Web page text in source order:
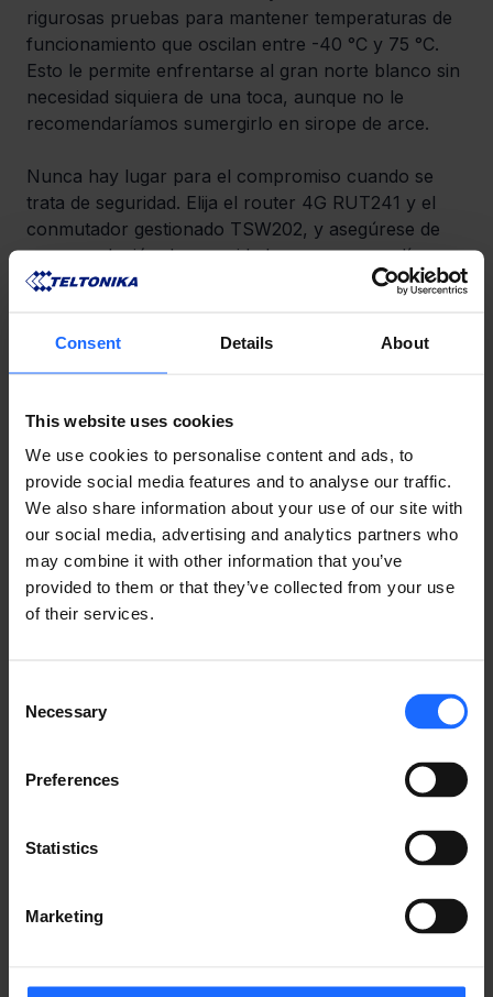
Consent Details About
This website uses cookies
We use cookies to personalise content and ads, to
provide social media features and to analyse our traffic.
We also share information about your use of our site with
our social media, advertising and analytics partners who
may combine it with other information that you’ve
provided to them or that they’ve collected from your use
of their services.
Selection
Necessary
Preferences
Statistics
Marketing
rigurosas pruebas para mantener temperaturas de
funcionamiento que oscilan entre -40 °C y 75 °C.
Esto le permite enfrentarse al gran norte blanco sin
necesidad siquiera de una toca, aunque no le
recomendaríamos sumergirlo en sirope de arce.
Nunca hay lugar para el compromiso cuando se
trata de seguridad. Elija el router 4G RUT241 y el
conmutador gestionado TSW202, y asegúrese de
que su solución de seguridad permanece en línea,
sin importar las condiciones.
¿LE GUSTO ESTA HISTORIA?
​¡Compártala con amigos!
¿TIENES UNA PREGUNTA?
¡Estamos aquí para ayudar!
FRECUENTES